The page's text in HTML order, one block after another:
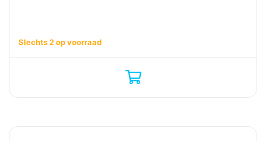
Slechts 2 op voorraad